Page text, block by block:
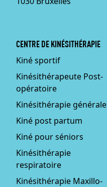
CENTRE DE KINÉSITHÉRAPIE
Kiné sportif
Kinésithérapeute Post-
opératoire
Kinésithérapie générale
Kiné post partum
Kiné pour séniors
Kinésithérapie
respiratoire
Kinésithérapie Maxillo-